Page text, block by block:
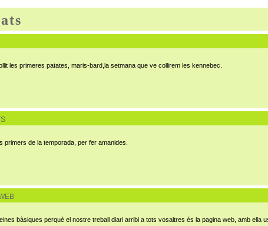
les primeres patates, maris-bard,la setmana que ve collirem les kennebec.
primers de la temporada, per fer amanides.
bàsiques perquè el nostre treball diari arribi a tots vosaltres és la pagina web, amb